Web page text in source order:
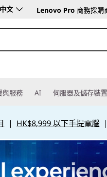
文 Lenovo Pro 商務採購
與服務 AI 伺服器及儲存裝置
| HK$8,999 以下手提電腦 |